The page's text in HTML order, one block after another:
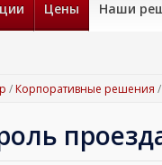
Цены Наши
/ Корпоративные решения /